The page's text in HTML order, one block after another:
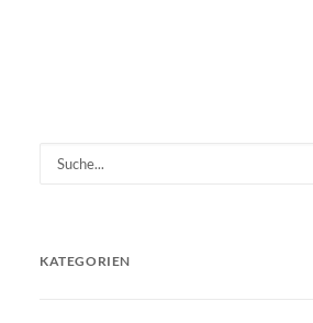
KATEGORIEN